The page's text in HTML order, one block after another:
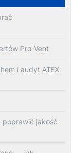
Pro-Vent
i audyt ATEX
poprawić jakość